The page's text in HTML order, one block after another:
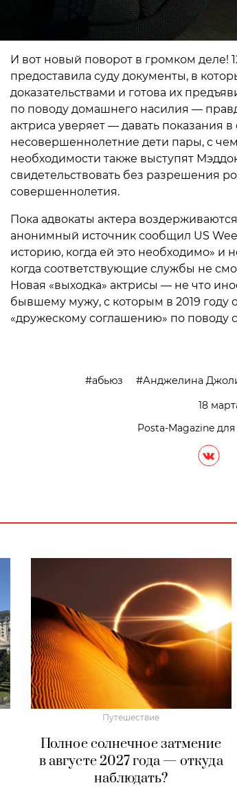
И вот новый поворот в громком деле!
предоставила суду документы, в
доказательствами и готова их
по поводу домашнего насилия —
актриса уверяет — давать показания
несовершеннолетние дети пары, с
необходимости также выступят
свидетельствовать без разрешения
совершеннолетия.
Пока адвокаты актера
анонимный источник сообщил US
историю, когда ей это необходимо» и
когда соответствующие службы не
Новая «выходка» актрисы — не что
бывшему мужу, с которым в 2019 году
«дружескому соглашению» по поводу
абьюз Анджелина
18
Posta-Magazine
Путешествие
Полное солнечное затмение
в августе 2027 года — откуда
наблюдать?